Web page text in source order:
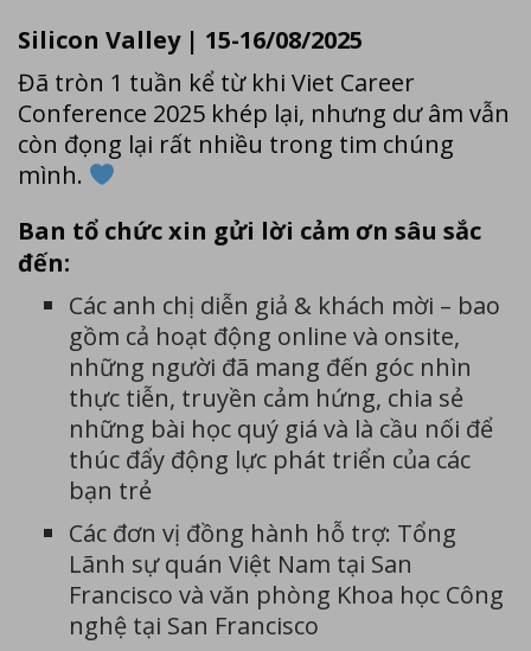
Silicon Valley | 15-16/08/2025
Đã tròn 1 tuần kể từ khi Viet Career
Conference 2025 khép lại, nhưng dư âm vẫn
còn đọng lại rất nhiều trong tim chúng
mình.
Ban tổ chức xin gửi lời cảm ơn sâu sắc
đến:
Các anh chị diễn giả & khách mời – bao
gồm cả hoạt động online và onsite,
những người đã mang đến góc nhìn
thực tiễn, truyền cảm hứng, chia sẻ
những bài học quý giá và là cầu nối để
thúc đẩy động lực phát triển của các
bạn trẻ
Các đơn vị đồng hành hỗ trợ: Tổng
Lãnh sự quán Việt Nam tại San
Francisco và văn phòng Khoa học Công
nghệ tại San Francisco